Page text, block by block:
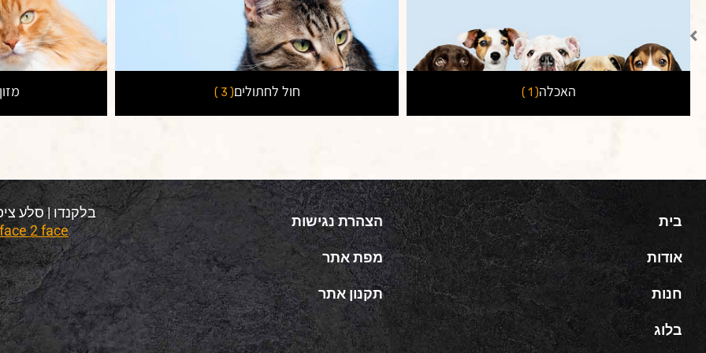
האכלה( 1 ) חול לחתולים( 3 )
בית
אודות
חנות
בלוג
הצהרת נגישות
מפת אתר
תקנון אתר
בלקנדו | סלע ציפורי 2025 © כל
face 2 face – בניית חנויות וירטואליות